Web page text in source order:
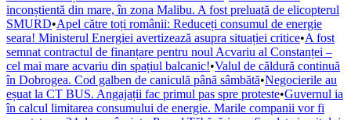
inconștientă din mare, în zona Malibu. A fost preluată de elicopterul
SMURD•Apel către toți românii: Reduceți consumul de energie
seara! Ministerul Energiei avertizează asupra situației critice•A fost
semnat contractul de finanțare pentru noul Acvariu al Constanței –
cel mai mare acvariu din spațiul balcanic!•Valul de căldură continuă
în Dobrogea. Cod galben de caniculă până sâmbătă•Negocierile au
eșuat la CT BUS. Angajații fac primul pas spre proteste•Guvernul ia
în calcul limitarea consumului de energie. Marile companii vor fi